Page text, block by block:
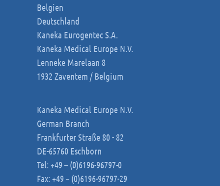
Belgien
Deutschland
Kaneka Eurogentec S.A.
Kaneka Medical Europe N.V.
Lenneke Marelaan 8
1932 Zaventem / Belgium
Kaneka Medical Europe N.V.
German Branch
Frankfurter Straße 80 - 82
DE-65760 Eschborn
Tel: +49 – (0)6196-96797-0
Fax: +49 – (0)6196-96797-29